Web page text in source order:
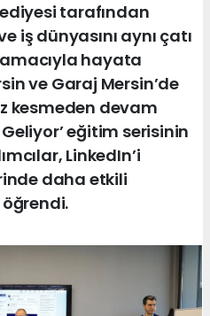
tarafından
iş dünyasını aynı çatı
hayata
ve Garaj Mersin’de
kesmeden devam
eğitim serisinin
LinkedIn’i
daha etkili
öğrendi.